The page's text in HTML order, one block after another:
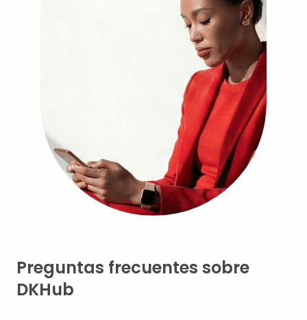
Preguntas frecuentes sobre
DKHub